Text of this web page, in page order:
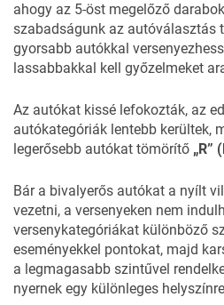
ahogy az 5-öst megelőző
szabadságunk az autóválasztás
gyorsabb autókkal
lassabbakkal kell győzelmeket
Az autókat kissé lefokozták, az
autókategóriák lentebb kerültek,
legerősebb autókat tömörítő „R”
Bár a bivalyerős autókat a nyílt
vezetni, a versenyeken nem
versenykategóriákat különböző
eseményekkel pontokat, majd
a legmagasabb szintűvel
nyernek egy különleges